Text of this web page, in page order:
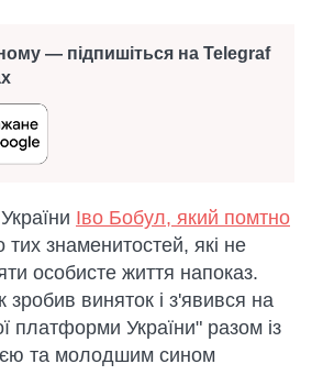
— підпишіться на Telegraf
Іво Бобул, який помтно
знаменитостей, які не
особисте життя напоказ.
зробив виняток і з'явився на
платформи України" разом із
та молодшим сином